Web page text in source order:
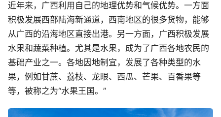
近年来，广西利用自己的地理优势和气候优势。一方面
积极发展西部陆海新通道，西南地区的很多货物，能够
从广西的沿海地区直接出港。另一方面，广西积极发展
水果和蔬菜种植。尤其是水果，成为了广西各地农民的
基础产业之一。各地因地制宜，发展了各种类型的水
果，例如甘蔗、荔枝、龙眼、西瓜、芒果、百香果等
等，被称之为“水果王国。”